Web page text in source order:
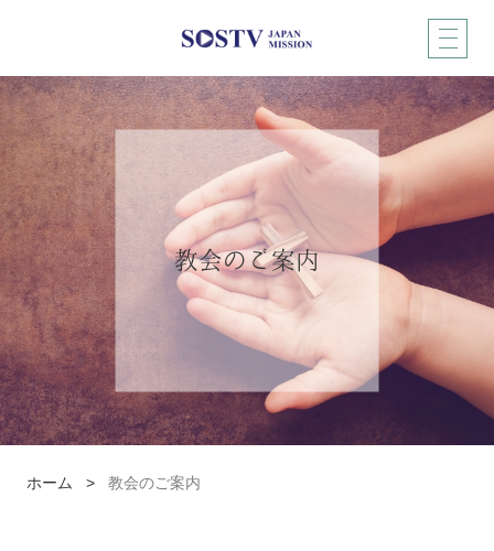
教会のご案内
ホーム > 教会のご案内